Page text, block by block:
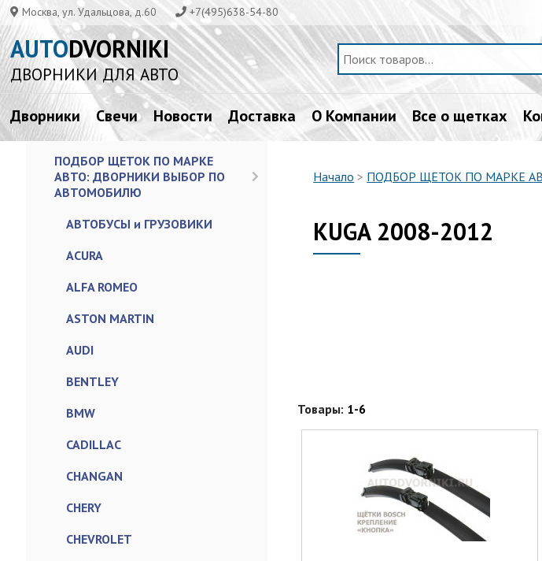
Москва, ул. Удальцова, д.60 +7(495)638-54-80
AUTODVORNIKI
ДВОРНИКИ ДЛЯ АВТО
Дворники Свечи Новости Доставка О Компании Все о щетках
ПОДБОР ЩЕТОК ПО МАРКЕ
АВТО: ДВОРНИКИ ВЫБОР ПО
АВТОМОБИЛЮ
АВТОБУСЫ и ГРУЗОВИКИ
ACURA
ALFA ROMEO
ASTON MARTIN
AUDI
BENTLEY
BMW
CADILLAC
CHANGAN
CHERY
CHEVROLET
Начало > ПОДБОР ЩЕТОК ПО МАРКЕ
KUGA 2008-2012
Товары: 1-6